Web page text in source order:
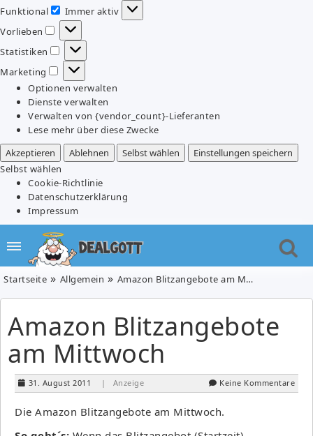
Funktional
Funktional
Immer aktiv
Vorlieben
Vorlieben
Statistiken
Statistiken
Marketing
Marketing
Optionen verwalten
Dienste verwalten
Verwalten von {vendor_count}-Lieferanten
Lese mehr über diese Zwecke
Akzeptieren
Ablehnen Selbst wählen
Einstellungen speichern
Selbst wählen
Cookie-Richtlinie
Datenschutzerklärung
Impressum
Startseite Allgemein Amazon Blitzangebote am Mittwoch
Amazon Blitzangebote
am Mittwoch
31. August 2011 | Anzeige Keine Kommentare
Die Amazon Blitzangebote am Mittwoch.